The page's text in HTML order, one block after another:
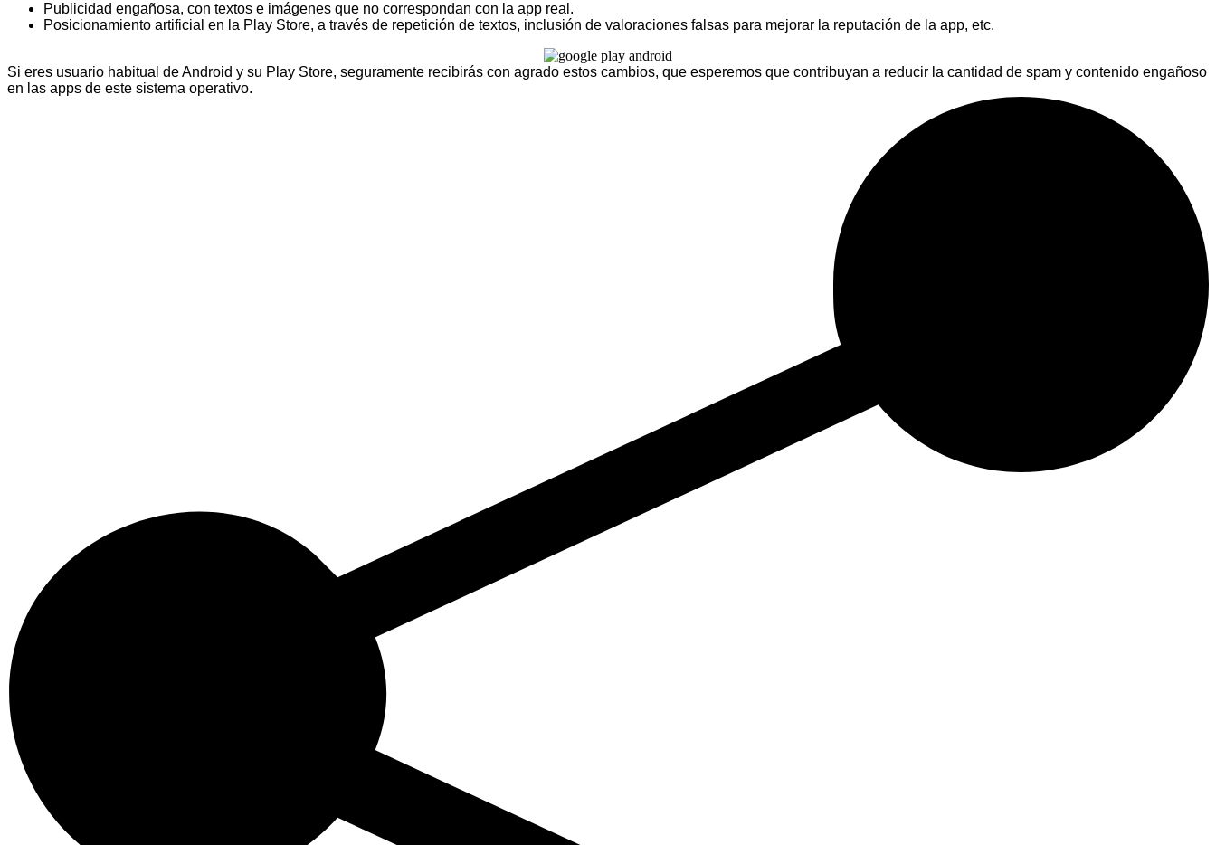
Publicidad engañosa, con textos e imágenes que no correspondan con la app real.
Posicionamiento artificial en la Play Store, a través de repetición de textos, inclusión de valoraciones falsas para mejorar la reputación de la app, etc.
Si eres usuario habitual de Android y su Play Store, seguramente recibirás con agrado estos cambios, que esperemos que contribuyan a reducir la cantidad de spam y contenido engañoso
en las apps de este sistema operativo.